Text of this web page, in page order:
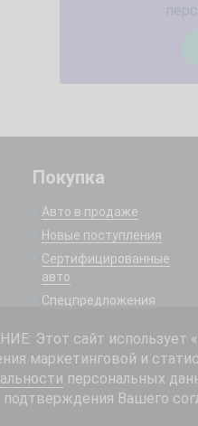
Покупка
Авто в продаже
Новые поступления
Сертифицированные
авто
Спецпредложения
Этот сайт использует
маркетинговой и
персональных
подтверждения Вашего